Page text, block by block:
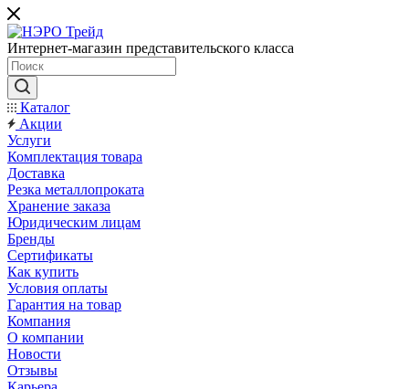
Интернет-магазин представительского класса
Каталог
Акции
Услуги
Комплектация товара
Доставка
Резка металлопроката
Хранение заказа
Юридическим лицам
Бренды
Сертификаты
Как купить
Условия оплаты
Гарантия на товар
Компания
О компании
Новости
Отзывы